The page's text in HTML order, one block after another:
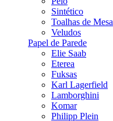
Sintético
Toalhas de Mesa
Veludos
Papel de Parede
Elie Saab
Eterea
Fuksas
Karl Lagerfield
Lamborghini
Komar
Philipp Plein